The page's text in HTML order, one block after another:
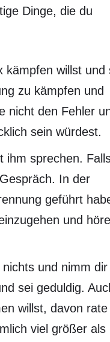
Dinge, die du
willst und
zu kämpfen und
nicht den Fehler
sein würdest.
ihm sprechen.
In der
geführt
und höre
und nimm dir
sei geduldig.
willst, davon
viel größer als